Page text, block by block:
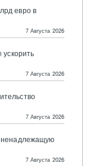
евро в
7 Августа 2026
ускорить
7 Августа 2026
7 Августа 2026
7 Августа 2026